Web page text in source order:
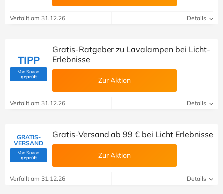
Verfällt am 31.12.26 Details
TIPP
Von Savoo
geprüft(Von Savoo geprüft)
Gratis-Ratgeber zu Lavalampen bei Licht-
Erlebnisse
Zur Aktion
Verfällt am 31.12.26 Details
GRATIS-
VERSAND
Von Savoo
geprüft(Von Savoo geprüft)
Gratis-Versand ab 99 € bei Licht Erlebnisse
Zur Aktion
Verfällt am 31.12.26 Details